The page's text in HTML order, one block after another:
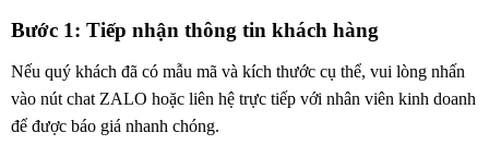
Bước 1: Tiếp nhận thông tin khách hàng
Nếu quý khách đã có mẫu mã và kích thước cụ thể, vui lòng nhấn
vào nút chat ZALO hoặc liên hệ trực tiếp với nhân viên kinh doanh
để được báo giá nhanh chóng.